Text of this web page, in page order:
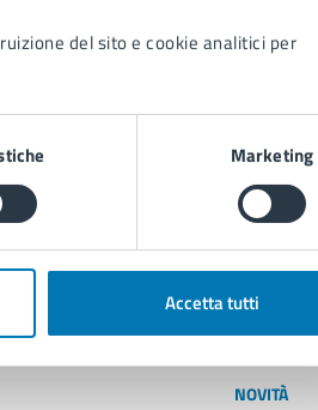
del sito e cookie analitici per
Marketing
Accetta tutti
NOVITÀ